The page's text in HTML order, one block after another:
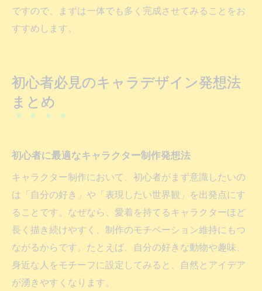
ですので、まずは一体でも多く完成させてみることをお
すすめします。
初心者必見のキャラデザイン発想法
まとめ
初心者に最適なキャラクター制作発想法
キャラクター制作において、初心者がまず意識したいの
は「自分の好き」や「表現したい世界観」を出発点にす
ることです。なぜなら、愛着を持てるキャラクターほど
長く描き続けやすく、制作のモチベーション維持にもつ
ながるからです。たとえば、自分の好きな動物や趣味、
身近な人をモチーフに設定してみると、自然とアイデア
が湧きやすくなります。